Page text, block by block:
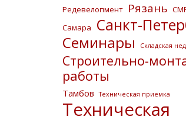
Редевелопмент Рязань
Самара
Санкт-
Семинары
Складская
Строительно-
работы
Тамбов Техническая приемка
Техническая